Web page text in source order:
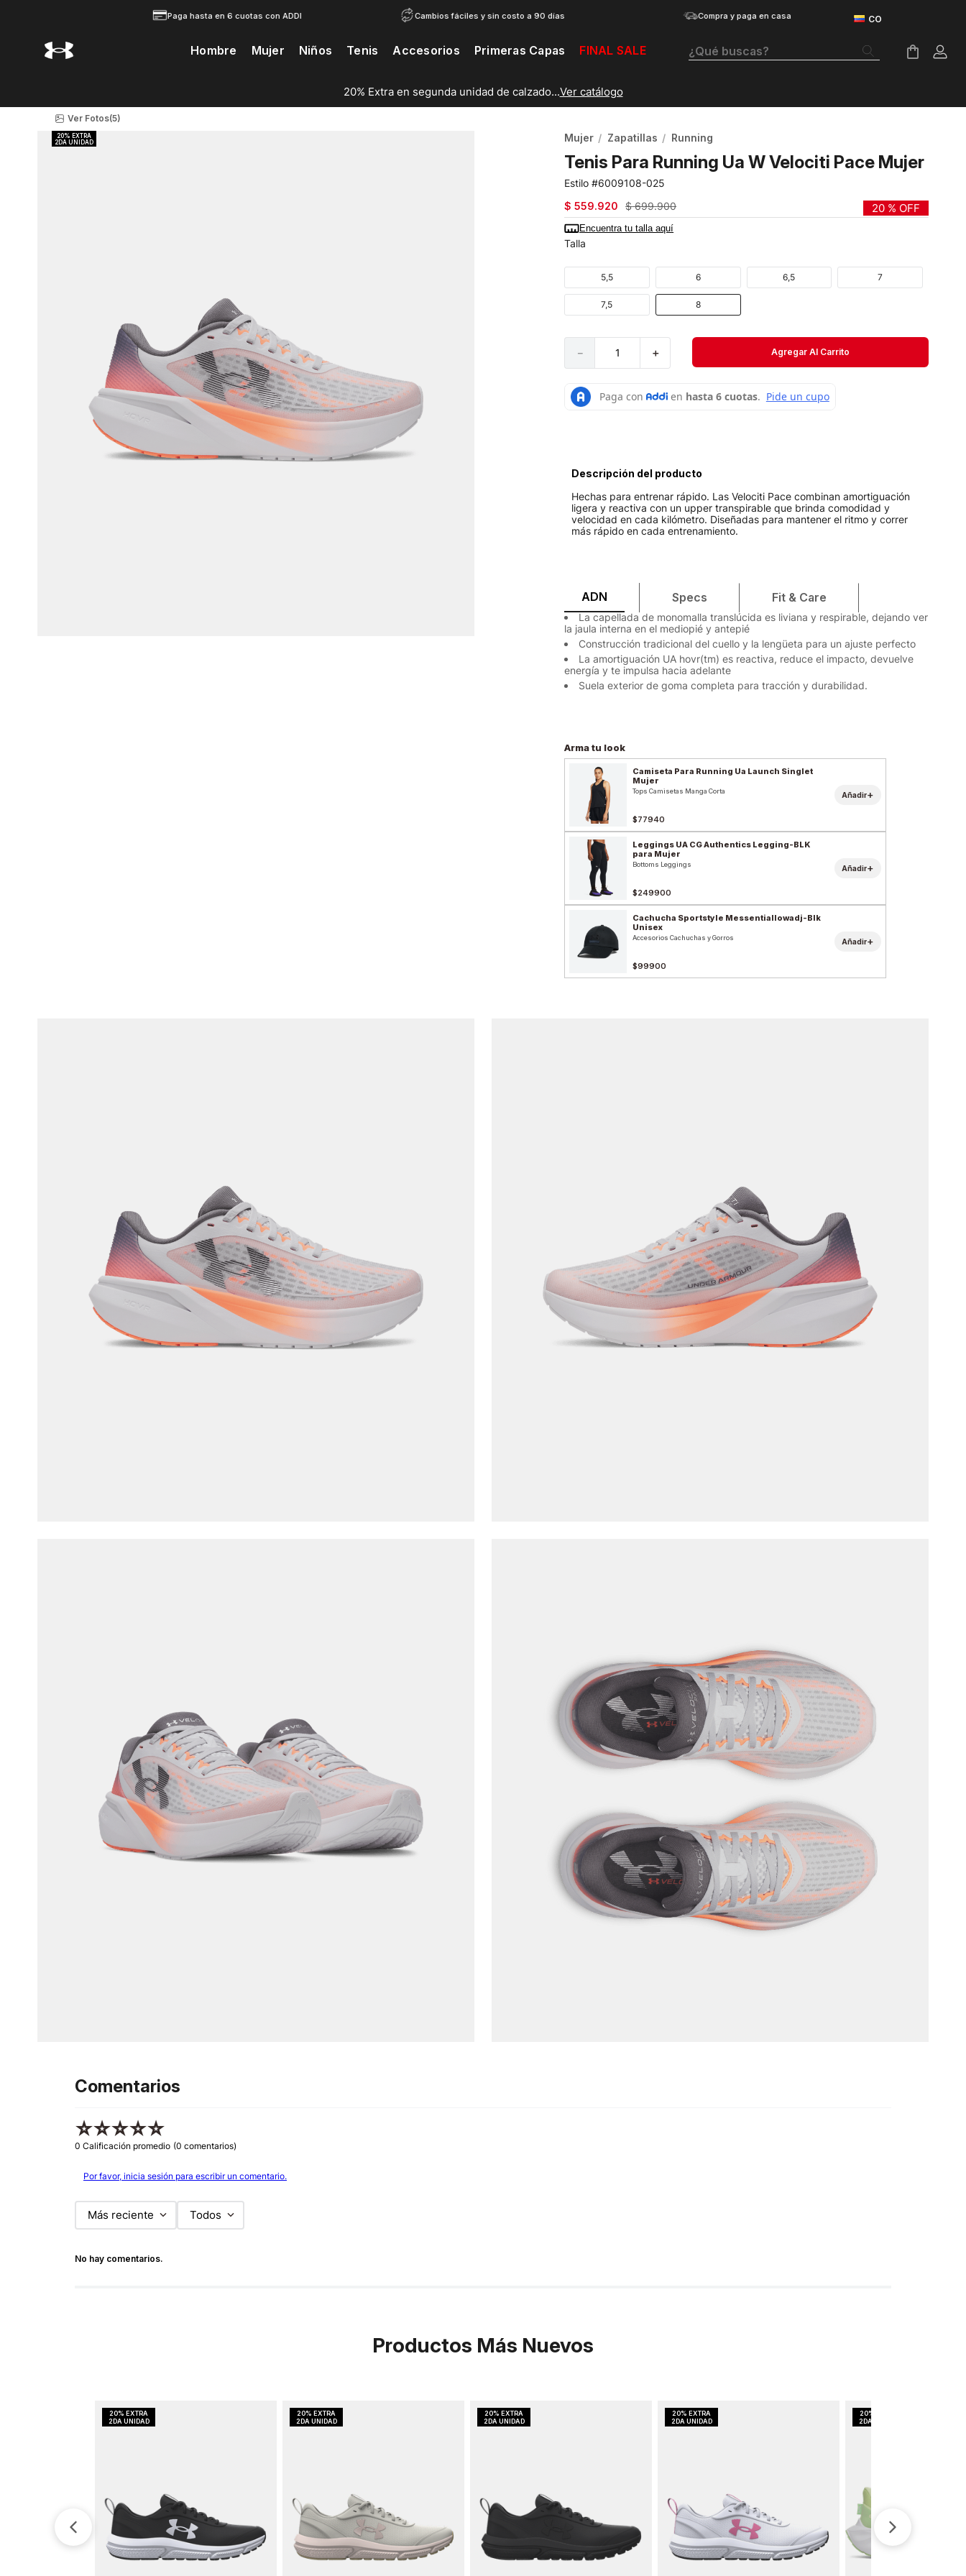
Paga hasta en 6 cuotas con ADDI Cambios fáciles y sin costo a 90 días Compra y paga en casa
Hombre Mujer Niños Tenis Accesorios Primeras Capas FINAL SALE ¿Qué buscas?
20% Extra en segunda unidad de calzado...Ver catálogo
Ver Fotos(5)
Mujer Zapatillas Running
Tenis Para Running Ua W Velociti Pace Mujer
6009108-025
$ 559.920 $ 699.900 20 % OFF
Encuentra tu talla aquí
Talla
6 7
8
7,5
6,5
5,5
＋
－ Agregar Al Carrito
Descripción del producto
Hechas para entrenar rápido. Las Velociti Pace combinan amortiguación
ligera y reactiva con un upper transpirable que brinda comodidad y
velocidad en cada kilómetro. Diseñadas para mantener el ritmo y correr
más rápido en cada entrenamiento.
ADN Specs Fit & Care
La capellada de monomalla translúcida es liviana y respirable, dejando ver
la jaula interna en el mediopié y antepié
Construcción tradicional del cuello y la lengüeta para un ajuste perfecto
La amortiguación UA hovr(tm) es reactiva, reduce el impacto, devuelve
energía y te impulsa hacia adelante
Suela exterior de goma completa para tracción y durabilidad.
Arma tu look
Camiseta Para Running Ua Launch Singlet
Mujer
Tops Camisetas Manga Corta
$77940
Añadir+
Leggings UA CG Authentics Legging-BLK
para Mujer
Bottoms Leggings
$249900
Añadir+
Cachucha Sportstyle Messentiallowadj-Blk
Unisex
Accesorios Cachuchas y Gorros
$99900
Añadir+
Comentarios
☆☆☆☆☆
0 Calificación promedio (0 comentarios)
Por favor, inicia sesión para escribir un comentario.
Más reciente Todos
No hay comentarios.
Productos Más Nuevos
Botas
Tenis Mujer
Tenis Hombre
Guayos
Basketball